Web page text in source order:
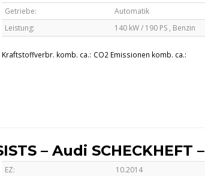
Getriebe:
Automatik
Leistung:
140 kW / 190 PS , Benzin
Kraftstoffverbr. komb. ca.: CO2 Emissionen komb. ca.:
– Audi SCHECKHEFT –
EZ:
10.2014